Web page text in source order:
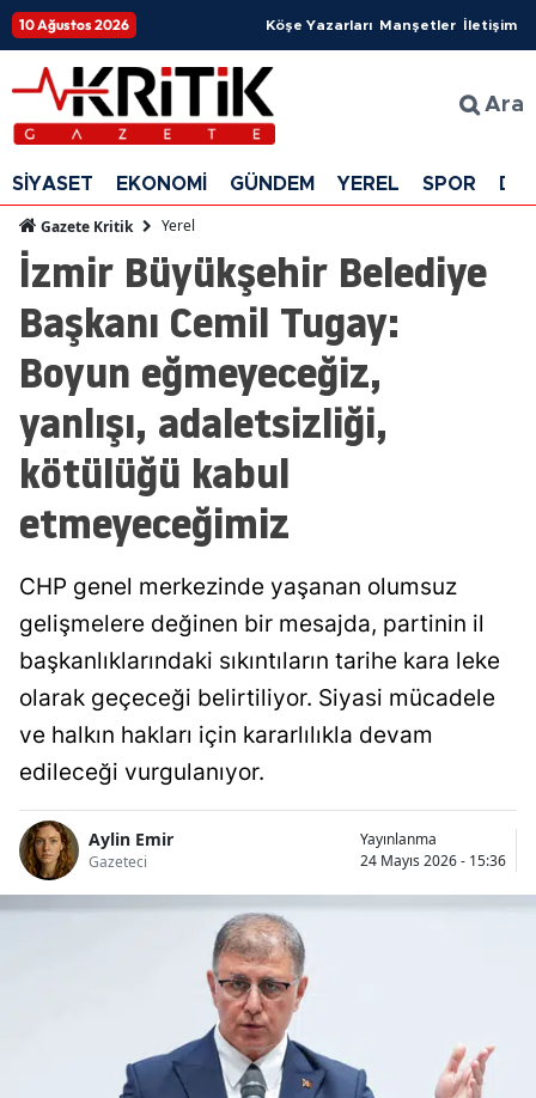
10 Ağustos 2026 Köşe Yazarları Manşetler İletişim
Ara
SİYASET EKONOMİ GÜNDEM YEREL SPOR
Gazete Kritik Yerel
İzmir Büyükşehir Belediye
Başkanı Cemil Tugay:
Boyun eğmeyeceğiz,
yanlışı, adaletsizliği,
kötülüğü kabul
etmeyeceğimiz
CHP genel merkezinde yaşanan olumsuz
gelişmelere değinen bir mesajda, partinin il
başkanlıklarındaki sıkıntıların tarihe kara leke
olarak geçeceği belirtiliyor. Siyasi mücadele
ve halkın hakları için kararlılıkla devam
edileceği vurgulanıyor.
Aylin Emir
Gazeteci
Yayınlanma
24 Mayıs 2026 - 15:36